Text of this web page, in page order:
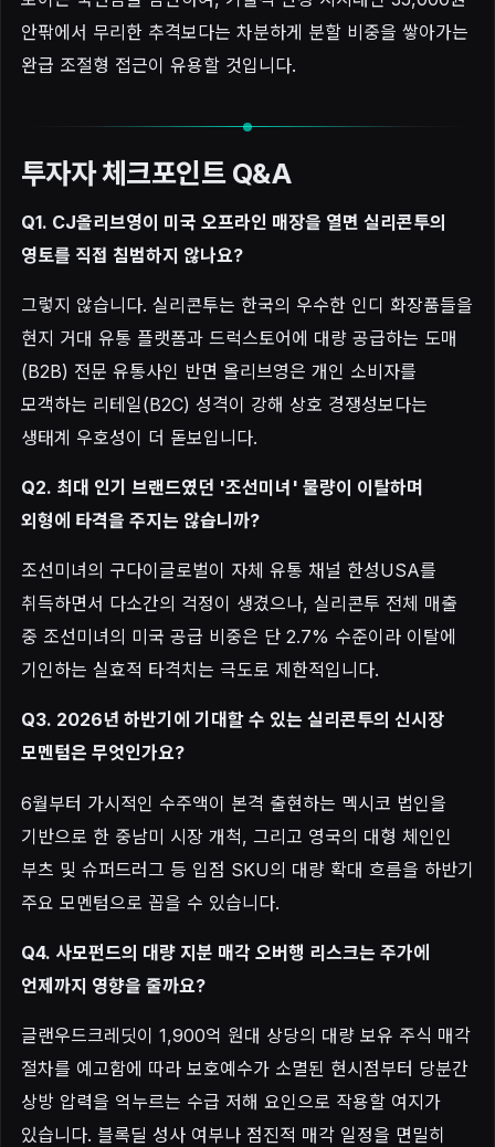
안팎에서 무리한 추격보다는 차분하게 분할 비중을 쌓아가는
완급 조절형 접근이 유용할 것입니다.
투자자 체크포인트 Q&A
Q1. CJ올리브영이 미국 오프라인 매장을 열면 실리콘투의
영토를 직접 침범하지 않나요?
그렇지 않습니다. 실리콘투는 한국의 우수한 인디 화장품들을
현지 거대 유통 플랫폼과 드럭스토어에 대량 공급하는 도매
(B2B) 전문 유통사인 반면 올리브영은 개인 소비자를
모객하는 리테일(B2C) 성격이 강해 상호 경쟁성보다는
생태계 우호성이 더 돋보입니다.
Q2. 최대 인기 브랜드였던 '조선미녀' 물량이 이탈하며
외형에 타격을 주지는 않습니까?
조선미녀의 구다이글로벌이 자체 유통 채널 한성USA를
취득하면서 다소간의 걱정이 생겼으나, 실리콘투 전체 매출
중 조선미녀의 미국 공급 비중은 단 2.7% 수준이라 이탈에
기인하는 실효적 타격치는 극도로 제한적입니다.
Q3. 2026년 하반기에 기대할 수 있는 실리콘투의 신시장
모멘텀은 무엇인가요?
6월부터 가시적인 수주액이 본격 출현하는 멕시코 법인을
기반으로 한 중남미 시장 개척, 그리고 영국의 대형 체인인
부츠 및 슈퍼드러그 등 입점 SKU의 대량 확대 흐름을 하반기
주요 모멘텀으로 꼽을 수 있습니다.
Q4. 사모펀드의 대량 지분 매각 오버행 리스크는 주가에
언제까지 영향을 줄까요?
글랜우드크레딧이 1,900억 원대 상당의 대량 보유 주식 매각
절차를 예고함에 따라 보호예수가 소멸된 현시점부터 당분간
상방 압력을 억누르는 수급 저해 요인으로 작용할 여지가
있습니다. 블록딜 성사 여부나 점진적 매각 일정을 면밀히